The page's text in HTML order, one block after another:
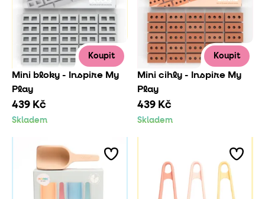
Koupit
Mini bloky - Inspire My
Play
439 Kč
Skladem
Koupit
Mini cihly - Inspire My
Play
439 Kč
Skladem